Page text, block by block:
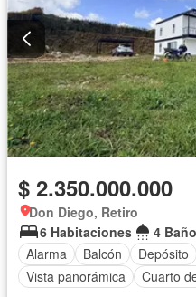
$ 2.350.000.000
Don Diego, Retiro
6 Habitaciones
4
Alarma
Balcón Depósito
Vista panorámica
Cuarto